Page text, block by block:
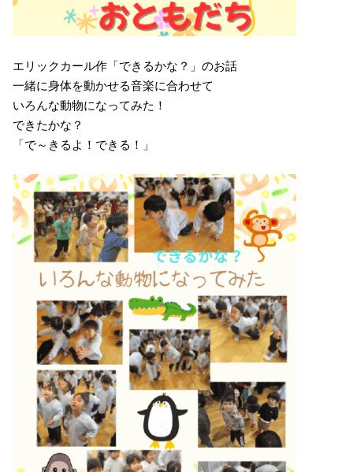
エリックカール作「できるかな？」のお話
一緒に身体を動かせる音楽に合わせて
いろんな動物になってみた！
できたかな？
「で～きるよ！できる！」